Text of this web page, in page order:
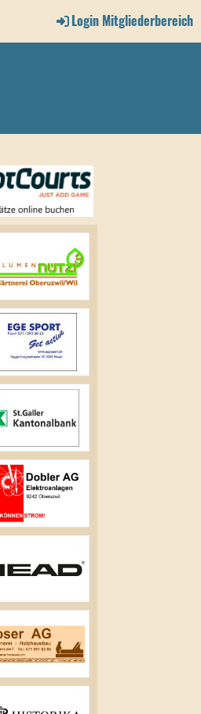
Login Mitgliederbereich